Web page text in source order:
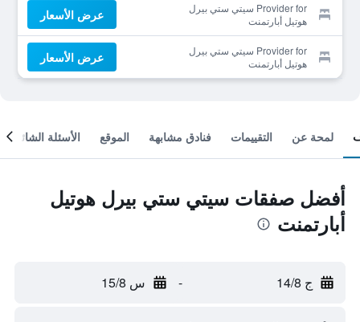
Provider for سيتي ستي بيرل
هوتيل أبارتمنت
عرض الأسعار
Provider for سيتي ستي بيرل
هوتيل أبارتمنت
عرض الأسعار
لمحة عن التقييمات فنادق مشابهة الموقع الأسئلة الشائعة
أفضل صفقات سيتي ستي بيرل هوتيل
أبارتمنت
ج 14/8 - س 15/8